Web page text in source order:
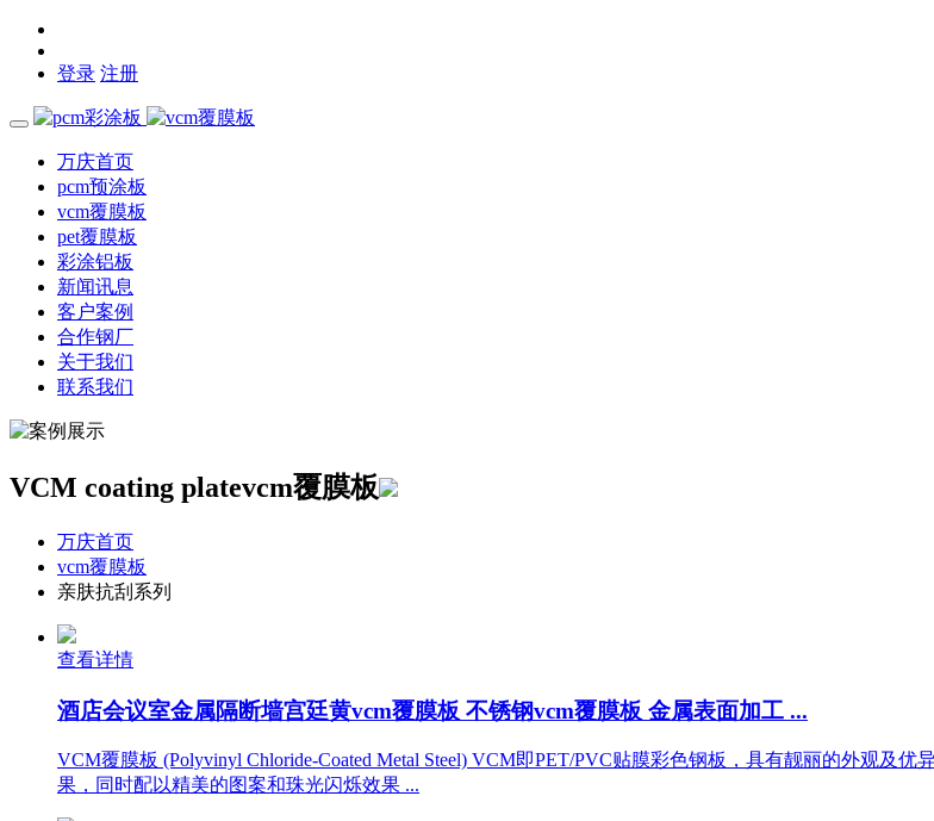
登录 注册
万庆首页
pcm预涂板
vcm覆膜板
pet覆膜板
彩涂铝板
新闻讯息
客户案例
合作钢厂
关于我们
联系我们
VCM coating platevcm覆膜板
万庆首页
vcm覆膜板
亲肤抗刮系列
查看详情
酒店会议室金属隔断墙宫廷黄vcm覆膜板 不锈钢vcm覆膜板 金属表面加工 ...
VCM覆膜板 (Polyvinyl Chloride-Coated Metal Steel) VCM即PET/PVC贴膜彩色钢板，具有靓丽的外观及
果，同时配以精美的图案和珠光闪烁效果 ...